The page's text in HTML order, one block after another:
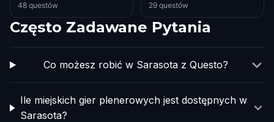
48 questów 29 questów
Często Zadawane Pytania
Co możesz robić w Sarasota z Questo?
Ile miejskich gier plenerowych jest dostępnych w
Sarasota?